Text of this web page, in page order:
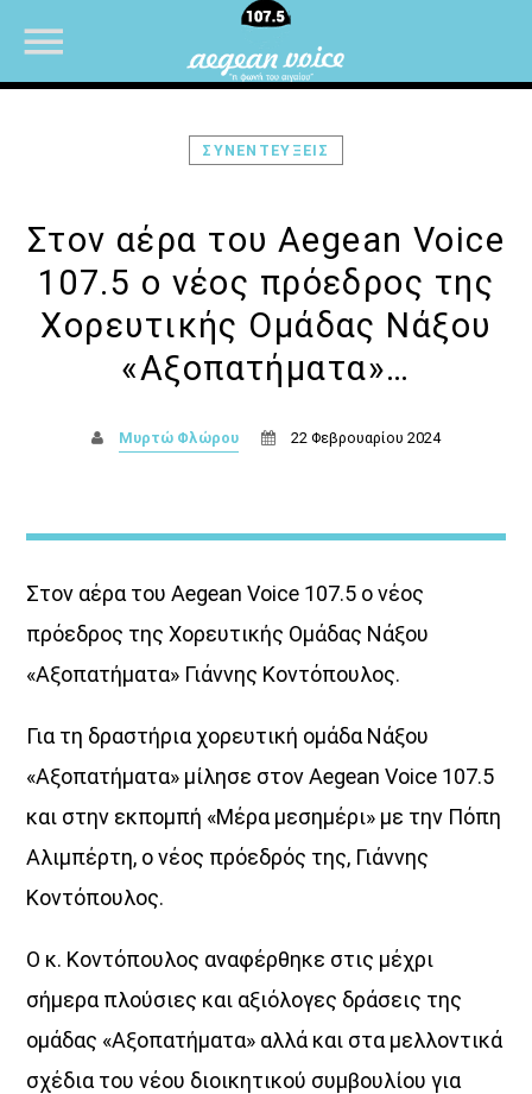
HOT 40 Θέμης Γεωργαντάς
Discover More
UPCOMING SHOWS
ΣΥΝΕΝΤΕΥΞΕΙΣ
Στον αέρα του Aegean Voice
107.5 ο νέος πρόεδρος της
Χορευτικής Ομάδας Νάξου
«Αξοπατήματα»…
Μυρτώ Φλώρου 22 Φεβρουαρίου 2024
Στον αέρα του Aegean Voice 107.5 ο νέος
πρόεδρος της Χορευτικής Ομάδας Νάξου
«Αξοπατήματα» Γιάννης Κοντόπουλος.
Για τη δραστήρια χορευτική ομάδα Νάξου
«Αξοπατήματα» μίλησε στον Aegean Voice 107.5
και στην εκπομπή «Μέρα μεσημέρι» με την Πόπη
Αλιμπέρτη, ο νέος πρόεδρός της, Γιάννης
Κοντόπουλος.
Ο κ. Κοντόπουλος αναφέρθηκε στις μέχρι
σήμερα πλούσιες και αξιόλογες δράσεις της
ομάδας «Αξοπατήματα» αλλά και στα μελλοντικά
σχέδια του νέου διοικητικού συμβουλίου για